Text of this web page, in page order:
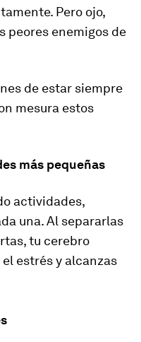
Pero ojo,
peores enemigos de
de estar siempre
mesura estos
más pequeñas
actividades,
una. Al separarlas
tu cerebro
estrés y alcanzas